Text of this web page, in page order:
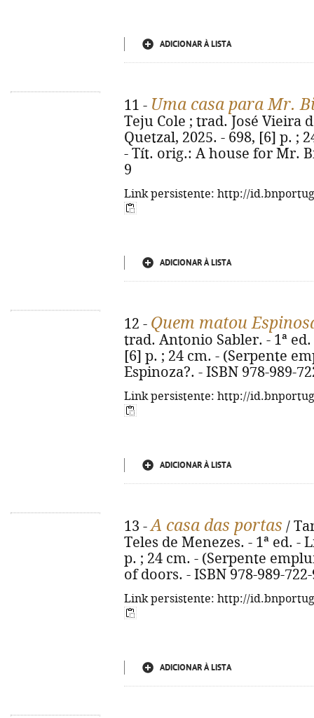
ADICIONAR À LISTA
11 - Uma casa para Mr.
Teju Cole ; trad. José Vieira
Quetzal, 2025. - 698, [6] p. ;
- Tít. orig.: A house for Mr.
9
Link persistente: http://
ADICIONAR À LISTA
12 - Quem matou
trad. Antonio Sabler. - 1ª
[6] p. ; 24 cm. - (Serpente
Espinoza?. - ISBN 978-989-
Link persistente: http://
ADICIONAR À LISTA
13 -A casa das portas /
Teles de Menezes. - 1ª ed. -
p. ; 24 cm. - (Serpente
of doors. - ISBN 978-989-
Link persistente: http://
ADICIONAR À LISTA